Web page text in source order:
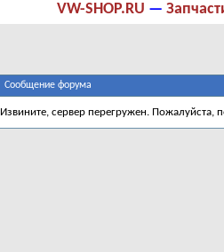
VW-SHOP.RU —
Сообщение форума
Извините, сервер перегружен. Пожалуйста,